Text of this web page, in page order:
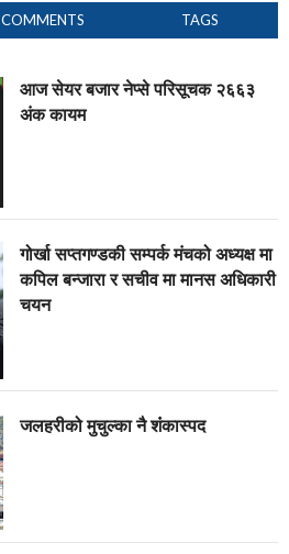
COMMENTS TAGS
आज सेयर बजार नेप्से परिसूचक २६६३
अंक कायम
गोर्खा सप्तगण्डकी सम्पर्क मंचको अध्यक्ष मा
कपिल बन्जारा र सचीव मा मानस अधिकारी
चयन
जलहरीको मुचुल्का नै शंंकास्पद